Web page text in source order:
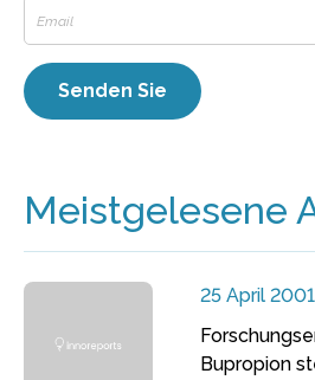
Meistgelesene
25 April 2001
Bupropion